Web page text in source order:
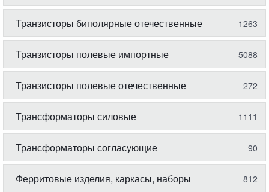
Транзисторы биполярные отечественные 1263
Транзисторы полевые импортные 5088
Транзисторы полевые отечественные 272
Трансформаторы силовые 1111
Трансформаторы согласующие 90
Ферритовые изделия, каркасы, наборы 812